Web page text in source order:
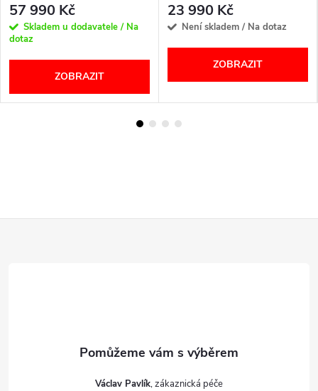
57 990 Kč
Skladem u dodavatele / Na
dotaz
ZOBRAZIT
23 990 Kč
Není skladem / Na dotaz
ZOBRAZIT
Václav Pavlík